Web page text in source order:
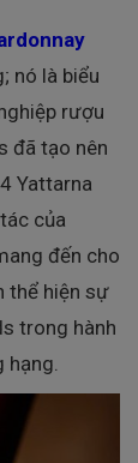
nó là biểu
rượu
đã tạo nên
Yattarna
của
đến cho
thể hiện sự
trong hành
hạng.